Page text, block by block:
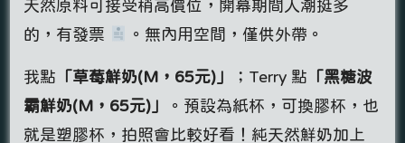
天然原料可接受稍高價位，開幕期間人潮挺多
的，有發票
。無內用空間，僅供外帶。
我點 「草莓鮮奶(M，65元)」 ；Terry 點 「黑糖波
霸鮮奶(M，65元) 」
。預設為紙杯，可換膠杯，也
就是塑膠杯，拍照會比較好看！純天然鮮奶加上